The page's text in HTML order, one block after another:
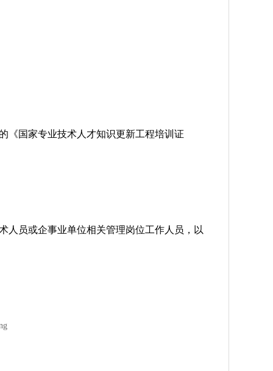
《国家专业技术人才知识更新工程培训证
人员或企事业单位相关管理岗位工作人员，以